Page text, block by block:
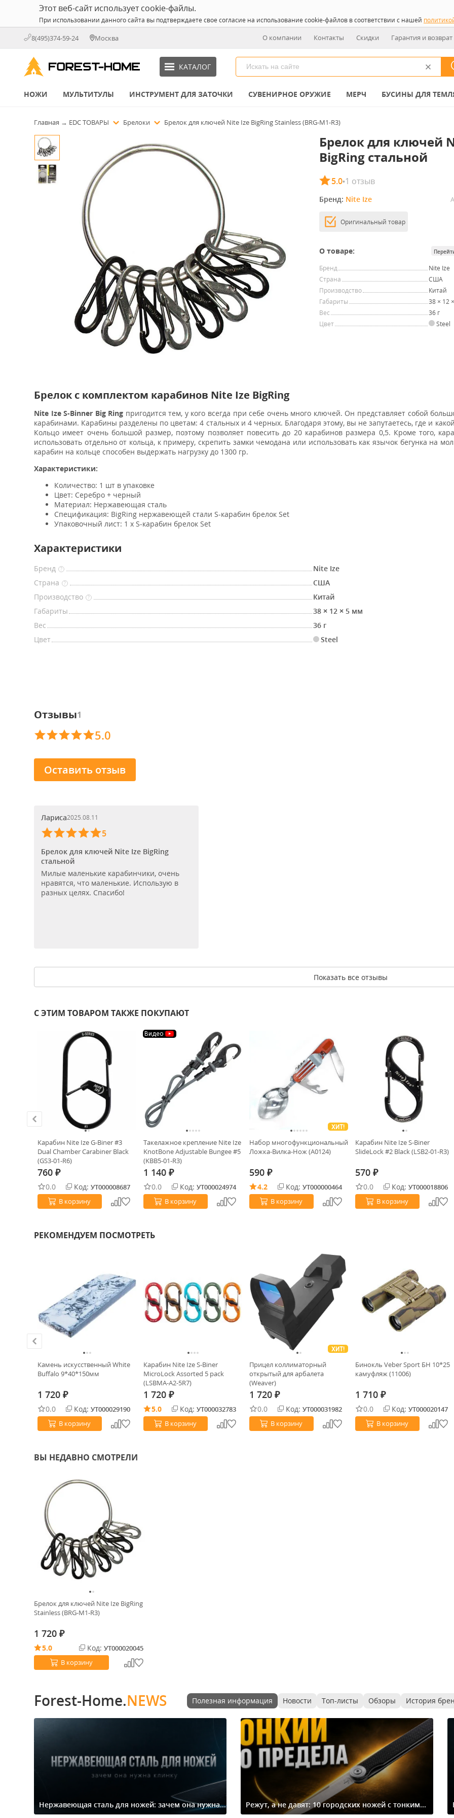
Этот веб-сайт использует cookie-файлы.
При использовании данного сайта вы подтверждаете свое согласие на использование cookie-файлов в соответствии с нашей
8(495)374-59-24 Москва О компании Контакты Скидки Гарантия и возврат
КАТАЛОГ
НОЖИ МУЛЬТИТУЛЫ ИНСТРУМЕНТ ДЛЯ ЗАТОЧКИ СУВЕНИРНОЕ ОРУЖИЕ МЕРЧ БУСИНЫ ДЛЯ
Главная → EDC ТОВАРЫ Брелоки Брелок для ключей Nite Ize BigRing Stainless (BRG-M1-R3)
Брелок для ключей
BigRing стальной
5.0•1 отзыв
Бренд: Nite Ize
Оригинальный товар
О товаре:
Бренд
Nite Ize
Страна
США
Производство
Китай
Габариты
38 × 12
Вес
36 г
Цвет
Steel
Брелок с комплектом карабинов Nite Ize BigRing
Nite Ize S-Binner Big Ring пригодится тем, у кого всегда при себе очень много ключей. Он представляет собой
карабинами. Карабины разделены по цветам: 4 стальных и 4 черных. Благодаря этому, вы не запутаетесь, где и
Кольцо имеет очень большой размер, поэтому позволяет повесить до 20 карабинов размера 0,5. Кроме того,
использовать отдельно от кольца, к примеру, скрепить замки чемодана или использовать как язычок бегунка на
карабин на кольце способен выдержать нагрузку до 1300 гр.
Характеристики:
Количество: 1 шт в упаковке
Цвет: Серебро + черный
Материал: Нержавеющая сталь
Спецификация: BigRing нержавеющей стали S-карабин брелок Set
Упаковочный лист: 1 х S-карабин брелок Set
Характеристики
Бренд ?
Nite Ize
Страна
?
США
Производство
?
Китай
Габариты
38 × 12 × 5 мм
Вес
36 г
Цвет
Steel
Отзывы1
5.0
Оставить отзыв
Лариса2025.08.11
5
Брелок для ключей Nite Ize BigRing
стальной
Милые маленькие карабинчики, очень
нравятся, что маленькие. Использую в
разных целях. Спасибо!
Показать все отзывы
С ЭТИМ ТОВАРОМ ТАКЖЕ ПОКУПАЮТ
Карабин Nite Ize G-Biner #3
Dual Chamber Carabiner Black
(GS3-01-R6)
760 ₽
0.0 Код: УТ000008687
В корзину
Видео
Такелажное крепление Nite Ize
KnotBone Adjustable Bungee #5
(KBB5-01-R3)
1 140 ₽
0.0 Код: УТ000024974
В корзину
ХИТ!
Набор многофункциональный
Ложка-Вилка-Нож (А0124)
590 ₽
4.2 Код: УТ000000464
В корзину
Карабин Nite Ize S-Biner
SlideLock #2 Black (LSB2-01-R3)
570 ₽
0.0 Код: УТ000018806
В корзину
РЕКОМЕНДУЕМ ПОСМОТРЕТЬ
Камень искусственный White
Buffalo 9*40*150мм
1 720 ₽
0.0 Код: УТ000029190
В корзину
Карабин Nite Ize S-Biner
MicroLock Assorted 5 pack
(LSBMA-A2-5R7)
1 720 ₽
5.0 Код: УТ000032783
В корзину
ХИТ!
Прицел коллиматорный
открытый для арбалета
(Weaver)
1 720 ₽
0.0 Код: УТ000031982
В корзину
Бинокль Veber Sport БН 10*25
камуфляж (11006)
1 710 ₽
0.0 Код: УТ000020147
В корзину
ВЫ НЕДАВНО СМОТРЕЛИ
Брелок для ключей Nite Ize BigRing
Stainless (BRG-M1-R3)
1 720 ₽
5.0 Код: УТ000020045
В корзину
Forest-Home.NEWS Полезная информация Новости Топ-листы Обзоры История
Нержавеющая сталь для ножей: зачем она нужна... Режут, а не давят: 10 городских ножей с тонким...